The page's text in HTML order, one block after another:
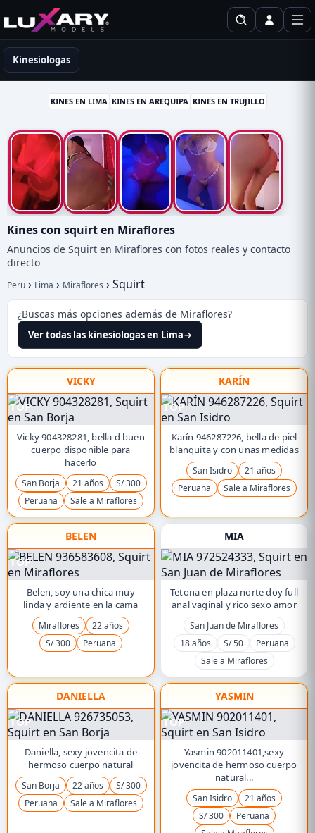
Kinesiólogas en Perú
Kinesiologas
KINES EN LIMA KINES EN AREQUIPA KINES EN TRUJILLO
Kines con squirt en Miraflores
Anuncios de Squirt en Miraflores con fotos reales y contacto
directo
Peru › Lima › Miraflores ›Squirt
¿Buscas más opciones además de Miraflores?
Ver todas las kinesiologas en Lima→
VICKY
TOP
Vicky 904328281, bella d buen
cuerpo disponible para
hacerlo
San Borja 21 años
S/ 300
Peruana
Sale a Miraflores
KARÍN
TOP
Karín 946287226, bella de piel
blanquita y con unas medidas
San Isidro
21 años
Peruana
Sale a Miraflores
BELEN
TOP
Belen, soy una chica muy
linda y ardiente en la cama
Miraflores
22 años
S/ 300
Peruana
MIA
Tetona en plaza norte doy full
anal vaginal y rico sexo amor
San Juan de Miraflores
18 años
S/ 50
Peruana
Sale a Miraflores
DANIELLA
TOP
Daniella, sexy jovencita de
hermoso cuerpo natural
San Borja 22 años
S/ 300
Peruana
Sale a Miraflores
YASMIN
TOP
Yasmin 902011401,sexy
jovencita de hermoso cuerpo
natural...
San Isidro
21 años
S/ 300
Peruana